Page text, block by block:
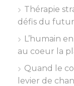
Thérapie
défis du futur
L’humain
au coeur la
Quand le
levier de